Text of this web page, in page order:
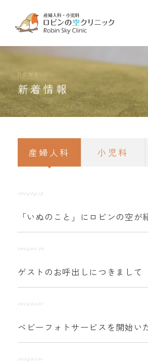
news
新着情報
産婦人科 小児科
2024.04.19
「いぬのこと」にロビンの空が
2024.03.20
ゲストのお呼出しにつきまして
2024.03.01
ベビーフォトサービスを開始い
2024.03.01